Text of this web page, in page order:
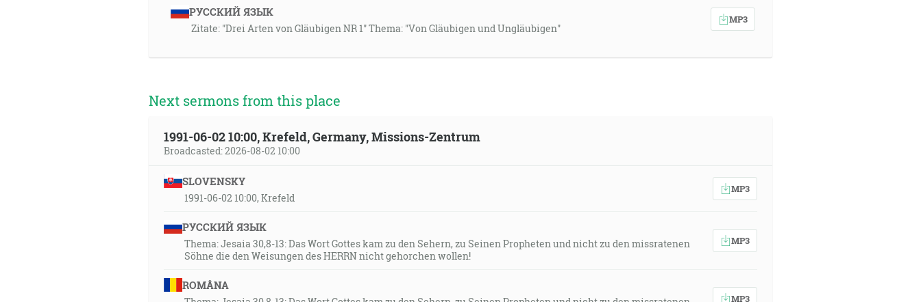
РУССКИЙ ЯЗЫК
Zitate: "Drei Arten von Gläubigen NR 1" Thema: "Von Gläubigen und Ungläubigen"
MP3
Next sermons from this place
1991-06-02 10:00, Krefeld, Germany, Missions-Zentrum
Broadcasted: 2026-08-02 10:00
SLOVENSKY
1991-06-02 10:00, Krefeld
MP3
РУССКИЙ ЯЗЫК
Thema: Jesaia 30,8-13: Das Wort Gottes kam zu den Sehern, zu Seinen Propheten und nicht zu den missratenen
Söhne die den Weisungen des HERRN nicht gehorchen wollen!
MP3
ROMÂNA
MP3